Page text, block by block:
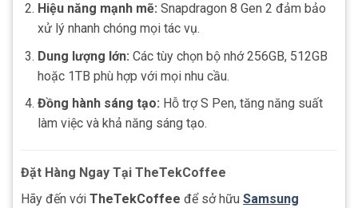
Hiệu năng mạnh mẽ: Snapdragon 8 Gen 2 đảm bảo
xử lý nhanh chóng mọi tác vụ.
Dung lượng lớn: Các tùy chọn bộ nhớ 256GB, 512GB
hoặc 1TB phù hợp với mọi nhu cầu.
Đồng hành sáng tạo: Hỗ trợ S Pen, tăng năng suất
làm việc và khả năng sáng tạo.
Đặt Hàng Ngay Tại TheTekCoffee
Hãy đến với TheTekCoffee để sở hữu Samsung